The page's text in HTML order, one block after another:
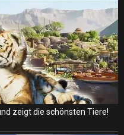
zeigt die schönsten Tiere!